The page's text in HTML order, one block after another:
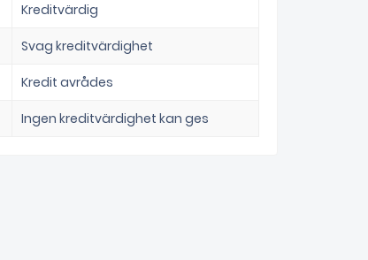
Kreditvärdig
Svag kreditvärdighet
Kredit avrådes
Ingen kreditvärdighet kan ges